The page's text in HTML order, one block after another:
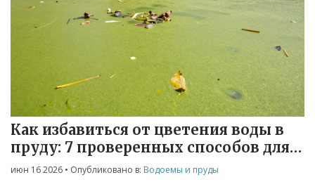
Как избавиться от цветения воды в
пруду: 7 проверенных способов для
чистого водоема
июн 16 2026 • Опубликовано в: Водоемы и пруды